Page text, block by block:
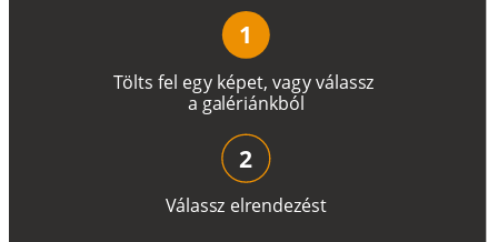
Tölts fel egy képet, vagyválassz
a galériánkból
1
Válassz elrendezést
2